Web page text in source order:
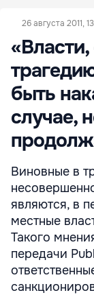
26 августа 2011,
быть
случае,
Виновные в
являются, в
местные
Такого
передачи